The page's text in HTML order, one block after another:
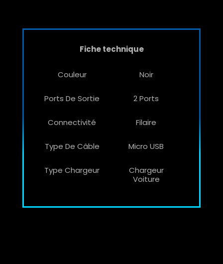
Fiche technique
Couleur Noir
Ports De Sortie 2 Ports
Connectivité Filaire
Type De Câble Micro USB
Type Chargeur
Chargeur
Voiture